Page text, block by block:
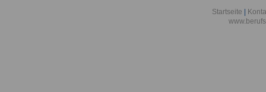
Ver- u.Startseite |